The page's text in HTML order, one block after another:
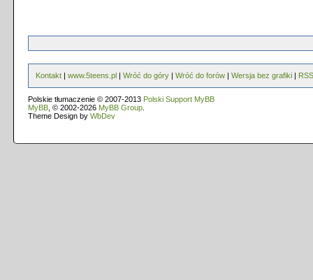
Kontakt | www.5teens.pl | Wróć do góry | Wróć do forów | Wersja bez grafiki | RSS
Polskie tłumaczenie © 2007-2013 Polski Support MyBB
MyBB , © 2002-2026 MyBB Group
Theme Design by WbDev